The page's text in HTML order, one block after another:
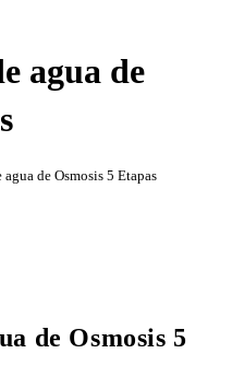
agua de
de Osmosis 5 Etapas
de Osmosis 5